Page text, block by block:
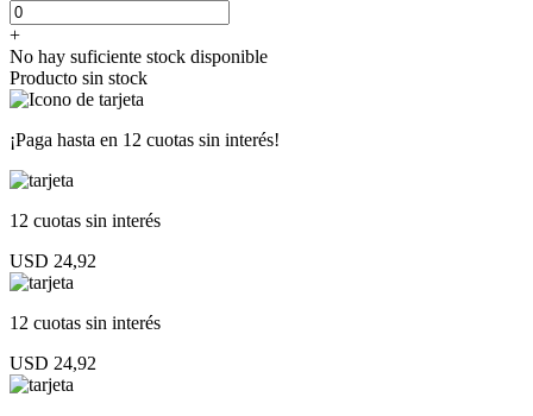
+
No hay suficiente stock disponible
Producto sin stock
¡Paga hasta en 12 cuotas sin interés!
12 cuotas sin interés
USD 24,92
12 cuotas sin interés
USD 24,92